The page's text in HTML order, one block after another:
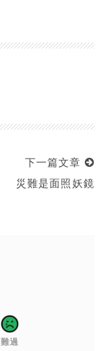
下一篇文章
災難是面照妖鏡
難過